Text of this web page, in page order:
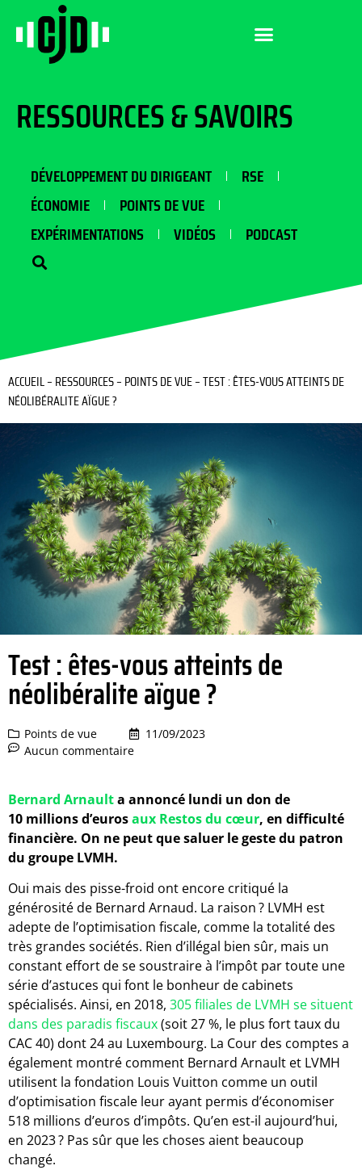
RESSOURCES & SAVOIRS
DÉVELOPPEMENT DU DIRIGEANT
RSE
ÉCONOMIE
POINTS DE VUE
EXPÉRIMENTATIONS
VIDÉOS PODCAST
ACCUEIL– RESSOURCES– POINTS DE VUE–TEST : ÊTES-VOUS ATTEINTS DE
NÉOLIBÉRALITE AÏGUE ?
Test : êtes-vous atteints de
néolibéralite aïgue ?
Points de vue
11/09/2023
Aucun commentaire
Bernard Arnaulta annoncé lundi un don de
10 millions d’eurosaux Restos du cœur, en difficulté
financière. On ne peut que saluer le geste du patron
du groupe LVMH.
Oui mais des pisse-froid ont encore critiqué la
générosité de Bernard Arnaud. La raison ? LVMH est
adepte de l’optimisation fiscale, comme la totalité des
très grandes sociétés. Rien d’illégal bien sûr, mais un
constant effort de se soustraire à l’impôt par toute une
série d’astuces qui font le bonheur de cabinets
spécialisés. Ainsi, en 2018, 305 filiales de LVMH se situent
dans des paradis fiscaux(soit 27 %, le plus fort taux du
CAC 40) dont 24 au Luxembourg. La Cour des comptes a
également montré comment Bernard Arnault et LVMH
utilisent la fondation Louis Vuitton comme un outil
d’optimisation fiscale leur ayant permis d’économiser
518 millions d’euros d’impôts. Qu’en est-il aujourd’hui,
en 2023 ? Pas sûr que les choses aient beaucoup
changé.